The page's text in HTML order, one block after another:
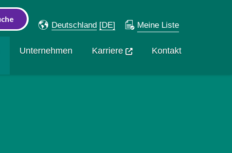
Deutschland [DE] Meine Liste
Unternehmen Karriere Kontakt